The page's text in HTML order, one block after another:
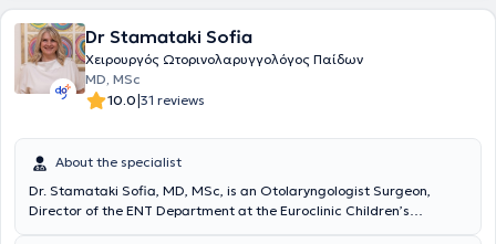
Dr Stamataki Sofia
Χειρουργός Ωτορινολαρυγγολόγος Παίδων
MD, MSc
10.0|31 reviews
About the specialist
Dr. Stamataki Sofia, MD, MSc, is an Otolaryngologist Surgeon,
Director of the ENT Department at the Euroclinic Children’s